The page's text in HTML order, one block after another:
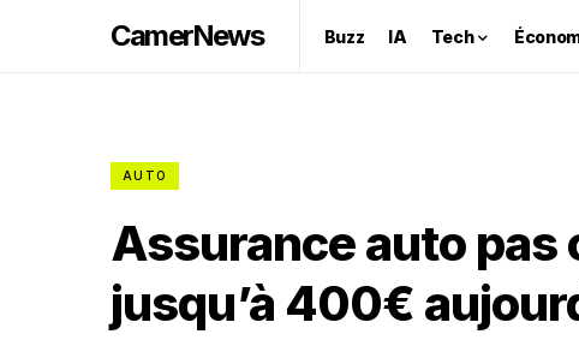
CamerNews Buzz IA Tech
AUTO
Assurance auto pas
jusqu’à 400€